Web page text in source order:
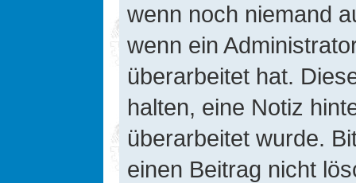
wenn noch niemand
wenn ein
überarbeitet hat.
halten, eine Notiz
überarbeitet wurde.
einen Beitrag nicht